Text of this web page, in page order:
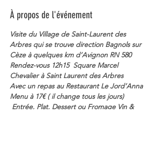
À propos de l'événement
Visite du Village de Saint-Laurent des
Arbres qui se trouve direction Bagnols sur
Cèze à quelques km d’Avignon RN 580
Rendez-vous 12h15  Square Marcel
Chevalier à Saint Laurent des Arbres
Avec un repas au Restaurant Le Jord’Anna
Menu à 17€ ( il change tous les jours)
Entrée, Plat, Dessert ou Fromage Vin &